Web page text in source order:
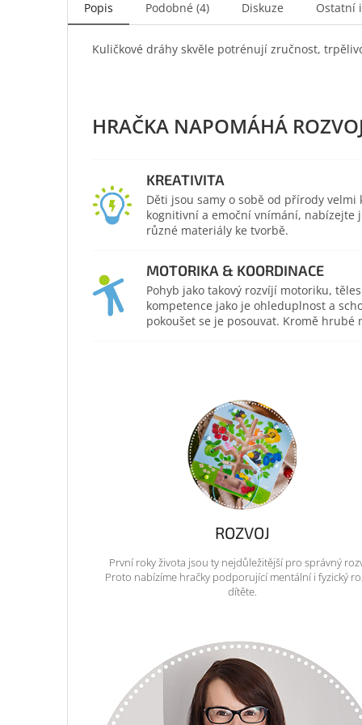
Popis Podobné (4) Diskuze Ostatní
Kuličkové dráhy skvěle potrénují zručnost,
KREATIVITA
Děti jsou samy o sobě od přírody
kognitivní a emoční vnímání, nabízejte
různé materiály ke tvorbě.
MOTORIKA & KOORDINACE
Pohyb jako takový rozvíjí motoriku,
kompetence jako je ohleduplnost a
pokoušet se je posouvat. Kromě
ROZVOJ
První roky života jsou ty nejdůležitější pro správný
Proto nabízíme hračky podporující mentální i fyzický
dítěte.